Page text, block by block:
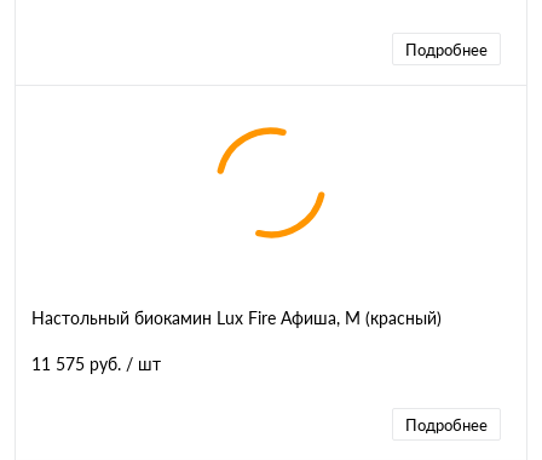
Подробнее
Настольный биокамин Lux Fire Афиша, M (красный)
11 575 руб. / шт
Подробнее